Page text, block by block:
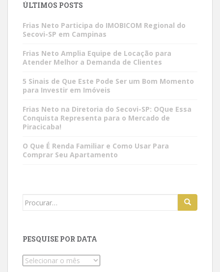
ÚLTIMOS POSTS
Frias Neto Participa do IMOBICOM Regional do
Secovi-SP em Campinas
Frias Neto Amplia Equipe de Locação para
Atender Melhor a Demanda de Clientes
5 Sinais de Que Este Pode Ser um Bom Momento
para Investir em Imóveis
Frias Neto na Diretoria do Secovi-SP: OQue Essa
Conquista Representa para o Mercado de
Piracicaba!
O Que É Renda Familiar e Como Usar Para
Comprar Seu Apartamento
Search
PESQUISE POR DATA
Pesquise